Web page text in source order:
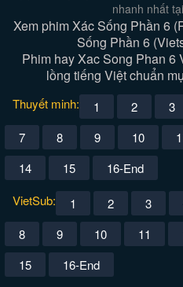
nhanh nhất
Xem phim Xác Sống Phần 6
Sống Phần 6
Phim hay Xac Song Phan 6
lồng tiếng Việt chuẩn
Thuyết minh: 1 2 3
7
8 9 10
14
15
16-End
VietSub:
1 2 3
8
9 10 11
15
16-End